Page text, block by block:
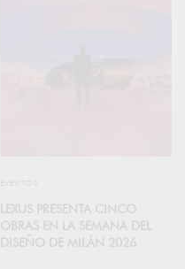
EVENTOS
LEXUS PRESENTA CINCO
OBRAS EN LA SEMANA DEL
DISEÑO DE MILÁN 2026